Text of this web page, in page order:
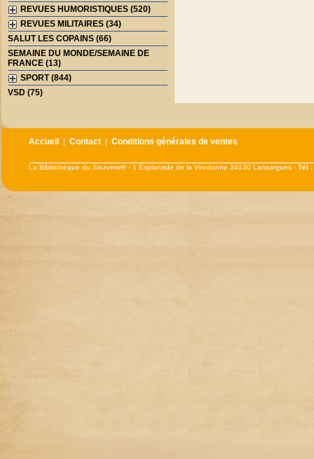
REVUES HUMORISTIQUES (520)
REVUES MILITAIRES (34)
SALUT LES COPAINS (66)
SEMAINE DU MONDE/SEMAINE DE
FRANCE (13)
SPORT (844)
VSD (75)
Accueil |Contact |Conditions générales de ventes
La Bibliothèque du Souvenir® - 1 Esplanade de la Viredonne 34130 Lansargues -Tél